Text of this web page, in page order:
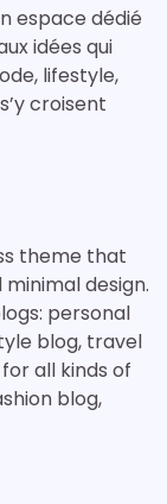
espace dédié
idées qui
lifestyle,
croisent
theme that
design.
personal
blog, travel
all kinds of
blog,